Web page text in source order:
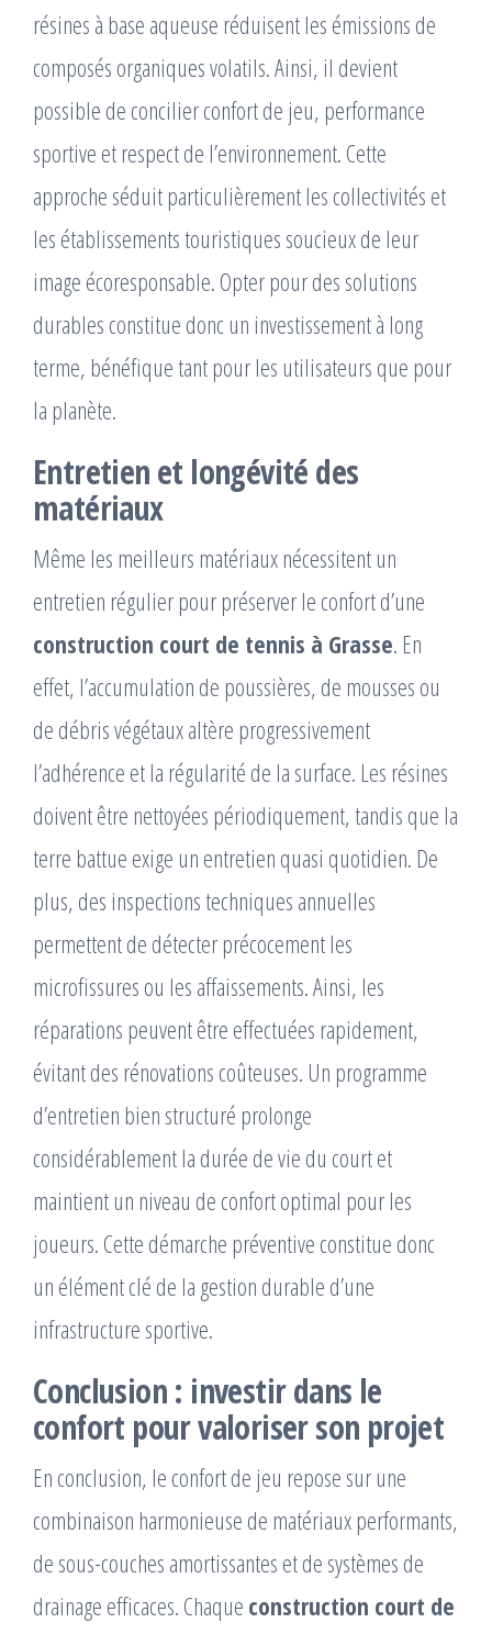
résines à base aqueuse réduisent les émissions de
composés organiques volatils. Ainsi, il devient
possible de concilier confort de jeu, performance
sportive et respect de l’environnement. Cette
approche séduit particulièrement les collectivités et
les établissements touristiques soucieux de leur
image écoresponsable. Opter pour des solutions
durables constitue donc un investissement à long
terme, bénéfique tant pour les utilisateurs que pour
la planète.
Entretien et longévité des
matériaux
Même les meilleurs matériaux nécessitent un
entretien régulier pour préserver le confort d’une
construction court de tennis à Grasse. En
effet, l’accumulation de poussières, de mousses ou
de débris végétaux altère progressivement
l’adhérence et la régularité de la surface. Les résines
doivent être nettoyées périodiquement, tandis que la
terre battue exige un entretien quasi quotidien. De
plus, des inspections techniques annuelles
permettent de détecter précocement les
microfissures ou les affaissements. Ainsi, les
réparations peuvent être effectuées rapidement,
évitant des rénovations coûteuses. Un programme
d’entretien bien structuré prolonge
considérablement la durée de vie du court et
maintient un niveau de confort optimal pour les
joueurs. Cette démarche préventive constitue donc
un élément clé de la gestion durable d’une
infrastructure sportive.
Conclusion : investir dans le
confort pour valoriser son projet
En conclusion, le confort de jeu repose sur une
combinaison harmonieuse de matériaux performants,
de sous-couches amortissantes et de systèmes de
drainage efficaces. Chaque construction court de